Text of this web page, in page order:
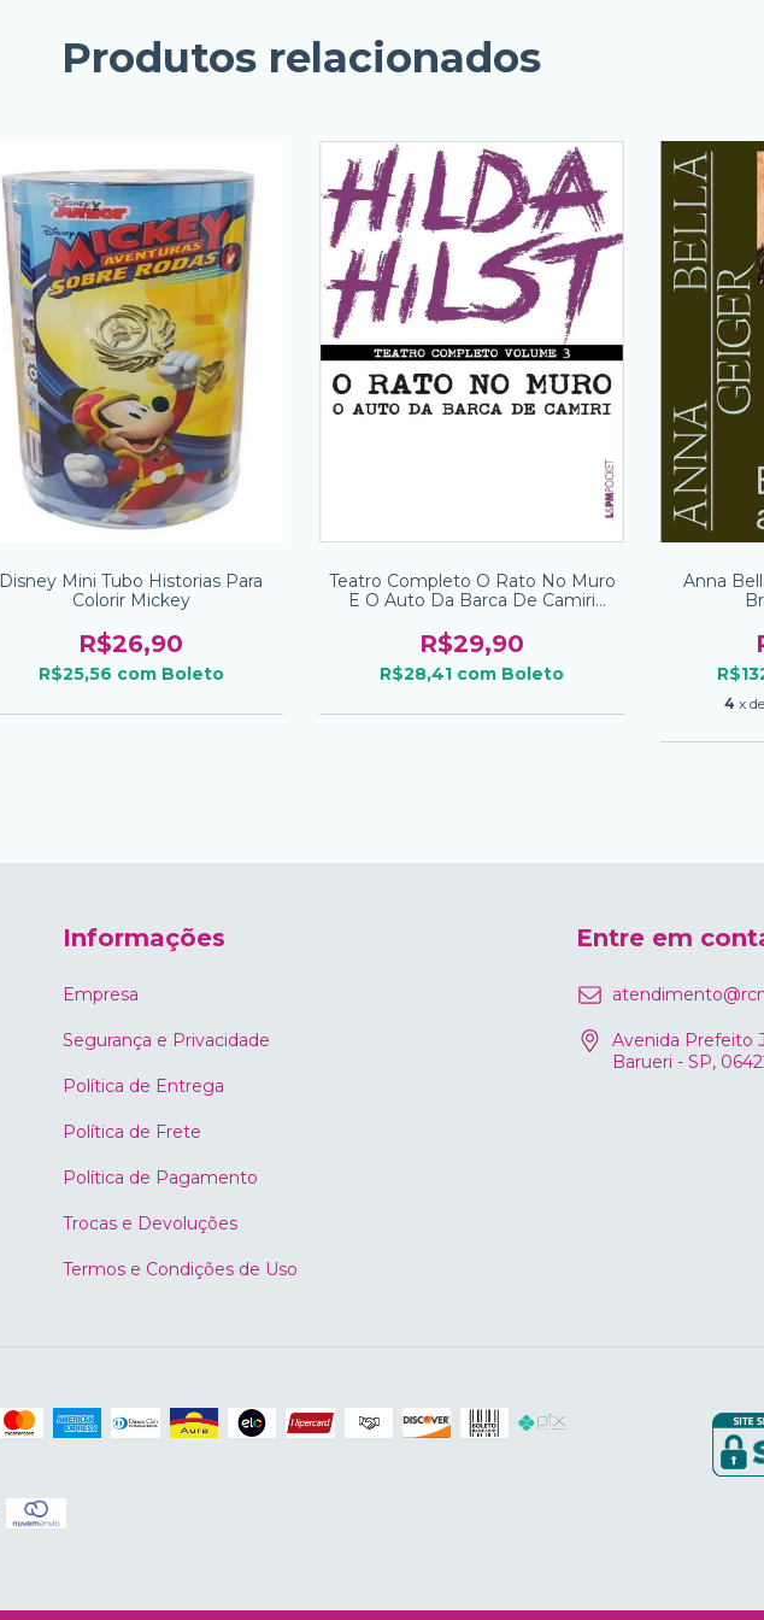
Produtos relacionados
Disney Mini Tubo Historias Para
Colorir Mickey
R$26,90
R$25,56 com Boleto
Teatro Completo O Rato No Muro
E O Auto Da Barca De Camiri
R$29,90
R$28,41 com Boleto
Anna
4 x de
Informações
Empresa
Segurança e Privacidade
Política de Entrega
Política de Frete
Política de Pagamento
Trocas e Devoluções
Termos e Condições de Uso
Entre em
Avenida Prefeito
Barueri - SP,